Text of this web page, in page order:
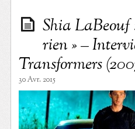
Shia LaBeouf
rien » –
Transformers
30 Avr. 2015